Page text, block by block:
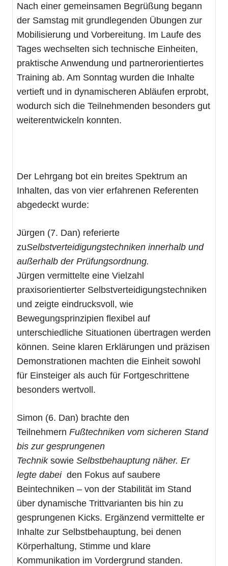
Nach einer gemeinsamen Begrüßung begann
der Samstag mit grundlegenden Übungen zur
Mobilisierung und Vorbereitung. Im Laufe des
Tages wechselten sich technische Einheiten,
praktische Anwendung und partnerorientiertes
Training ab. Am Sonntag wurden die Inhalte
vertieft und in dynamischeren Abläufen erprobt,
wodurch sich die Teilnehmenden besonders gut
weiterentwickeln konnten.
Der Lehrgang bot ein breites Spektrum an
Inhalten, das von vier erfahrenen Referenten
abgedeckt wurde:
Jürgen (7. Dan) referierte
zuSelbstverteidigungstechniken innerhalb und
außerhalb der Prüfungsordnung.
Jürgen vermittelte eine Vielzahl
praxisorientierter Selbstverteidigungstechniken
und zeigte eindrucksvoll, wie
Bewegungsprinzipien flexibel auf
unterschiedliche Situationen übertragen werden
können. Seine klaren Erklärungen und präzisen
Demonstrationen machten die Einheit sowohl
für Einsteiger als auch für Fortgeschrittene
besonders wertvoll.
Simon (6. Dan) brachte den
Teilnehmern Fußtechniken vom sicheren Stand
bis zur gesprungenen
Technik sowie Selbstbehauptung näher. Er
legte dabei den Fokus auf saubere
Beintechniken – von der Stabilität im Stand
über dynamische Trittvarianten bis hin zu
gesprungenen Kicks. Ergänzend vermittelte er
Inhalte zur Selbstbehauptung, bei denen
Körperhaltung, Stimme und klare
Kommunikation im Vordergrund standen.